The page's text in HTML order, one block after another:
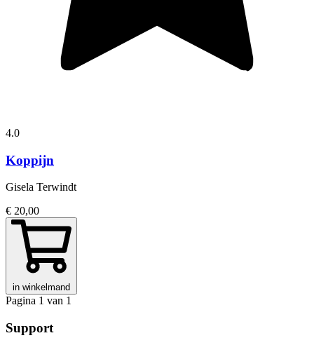
4.0
Koppijn
Gisela Terwindt
€ 20,00
in winkelmand
Pagina 1 van 1
Support